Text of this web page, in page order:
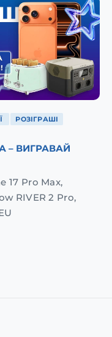
РОЗІГРАШІ
– ВИГРАВАЙ
17 Pro Max,
RIVER 2 Pro,